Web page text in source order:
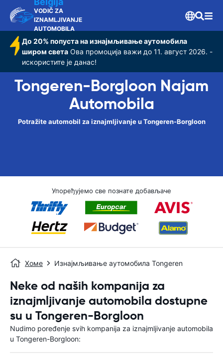
VODIČ ZA
IZNAMLJIVANJE
AUTOMOBILA
До 20% попуста на изнајмљивање аутомобила
широм света Ова промоција важи до 11. август 2026. -
искористите је данас!
Tongeren-Borgloon Najam
Automobila
Potražite automobil za iznajmljivanje u Tongeren-Borgloon
Упоређујемо све познате добављаче
Хоме Изнајмљивање аутомобила Tongeren
Neke od naših kompanija za
iznajmljivanje automobila dostupne
su u Tongeren-Borgloon
Nudimo poređenje svih kompanija za iznajmljivanje automobila
u Tongeren-Borgloon: